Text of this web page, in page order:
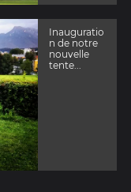
Inauguratio
n de notre
nouvelle
tente...